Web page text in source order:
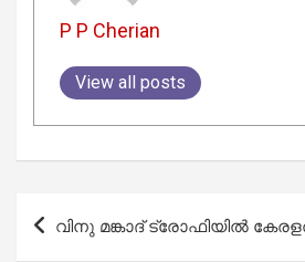
P P Cherian
View all posts
Post
navigation
വിനു മങ്കാദ് ട്രോഫിയിൽ